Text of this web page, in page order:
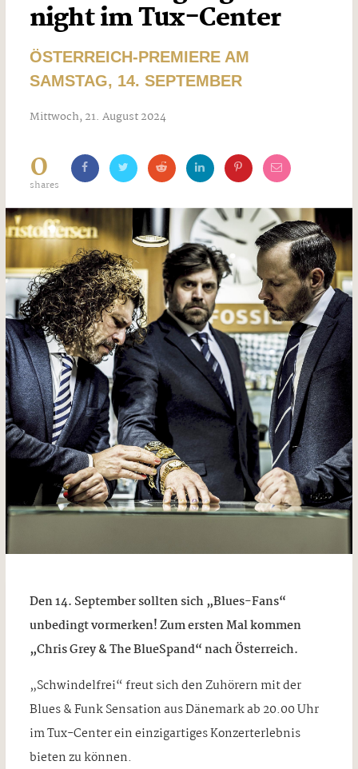
night im Tux-Center
ÖSTERREICH-PREMIERE AM
SAMSTAG, 14. SEPTEMBER
Mittwoch, 21. August 2024
0
shares
Den 14. September sollten sich „Blues-Fans“
unbedingt vormerken! Zum ersten Mal kommen
„Chris Grey & The BlueSpand“ nach Österreich.
„Schwindelfrei“ freut sich den Zuhörern mit der
Blues & Funk Sensation aus Dänemark ab 20.00 Uhr
im Tux-Center ein einzigartiges Konzerterlebnis
bieten zu können.